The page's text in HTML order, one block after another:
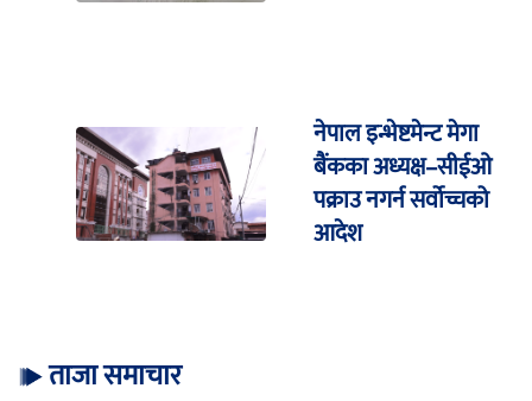
नेपाल इन्भेष्टमेन्ट मेगा
बैंकका अध्यक्ष–सीईओ
पक्राउ नगर्न सर्वोच्चको
आदेश
ताजा समाचार